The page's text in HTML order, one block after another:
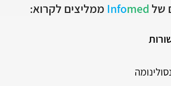
של Infomed ממליצים לקרוא: